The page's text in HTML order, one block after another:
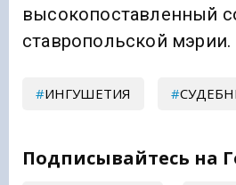
высокопоставленный
ставропольской мэрии.
ИНГУШЕТИЯ
Подписывайтесь на